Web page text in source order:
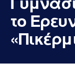
το